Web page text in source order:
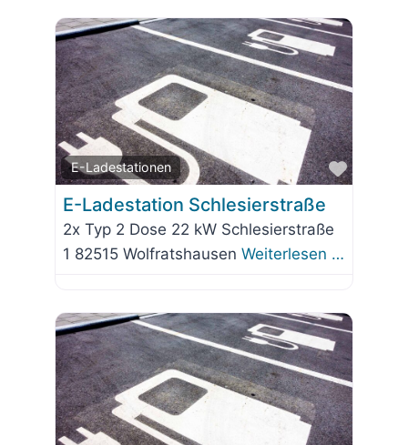
E-Ladestationen
Favorit
E-Ladestation Schlesierstraße
2x Typ 2 Dose 22 kW Schlesierstraße
1 82515 Wolfratshausen Weiterlesen …